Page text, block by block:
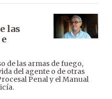
las
de las armas de fuego,
del agente o de otras
Penal y el Manual